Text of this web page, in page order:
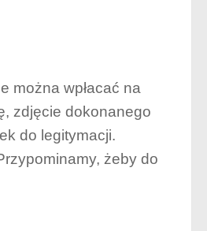
można wpłacać na
zdjęcie dokonanego
do legitymacji.
żeby do